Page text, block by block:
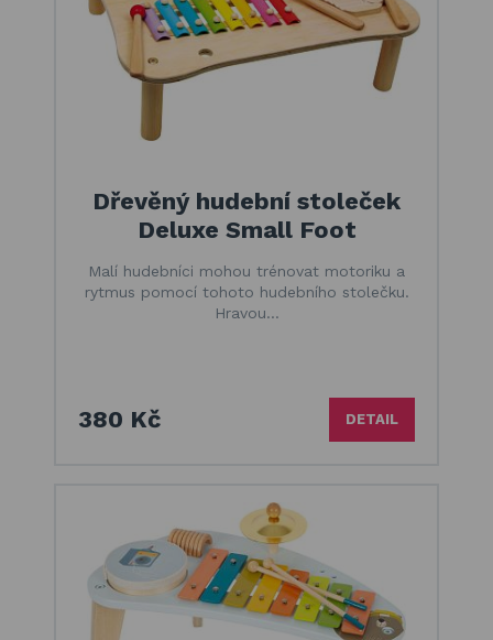
DoporučujemeOd nejlevnějšíhoOd nejdražšího
Dřevěný hudební stoleček
Deluxe Small Foot
Malí hudebníci mohou trénovat motoriku a
rytmus pomocí tohoto hudebního stolečku.
Hravou…
380 Kč DETAIL